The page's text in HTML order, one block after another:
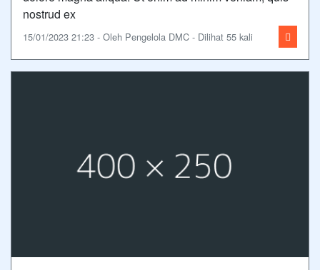
nostrud ex
15/01/2023 21:23 - Oleh Pengelola DMC - Dilihat 55 kali